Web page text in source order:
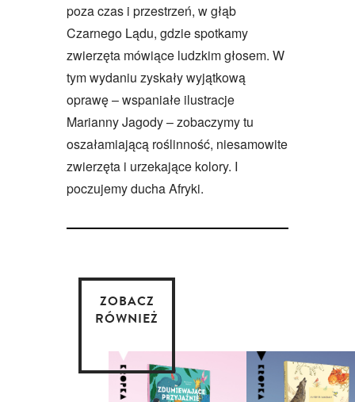
poza czas i przestrzeń, w głąb
Czarnego Lądu, gdzie spotkamy
zwierzęta mówiące ludzkim głosem. W
tym wydaniu zyskały wyjątkową
oprawę – wspaniałe ilustracje
Marianny Jagody – zobaczymy tu
oszałamiającą roślinność, niesamowite
zwierzęta i urzekające kolory. I
poczujemy ducha Afryki.
ZOBACZ
RÓWNIEŻ